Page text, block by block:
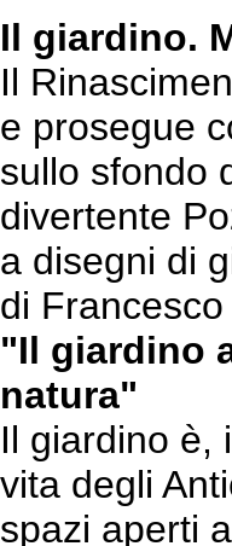
Il giardino.
Il
e prosegue
sullo sfondo
divertente
a disegni di
di
"Il giardino
natura"
Il giardino è,
vita degli
spazi aperti